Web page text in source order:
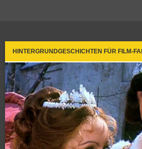
HINTERGRUNDGESCHICHTEN FÜR FILM-